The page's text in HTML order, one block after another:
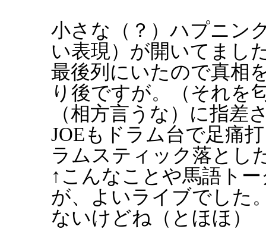
小さな（？）ハプニン
い表現）が開いてまし
最後列にいたので真相
り後ですが。（それを
（相方言うな）に指差
JOEもドラム台で足痛
ラムスティック落とし
↑こんなことや馬語ト
が、よいライブでした
ないけどね（とほほ）